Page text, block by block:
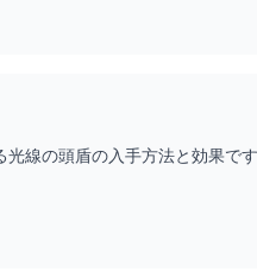
線の頭盾の入手方法と効果